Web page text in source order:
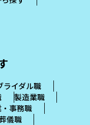
ライダル職
製造業職
事務職
儀職